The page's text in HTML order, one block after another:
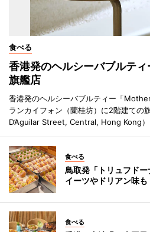
食べる
香港発のヘルシーバブルテ
旗艦店
香港発のヘルシーバブルティー「
ランカイフォン（蘭桂坊）に2階建ての
D’Aguilar Street, Central, Hong Kong）
食べる
鳥取発「トリュフド
イーツやドリアン味も
食べる